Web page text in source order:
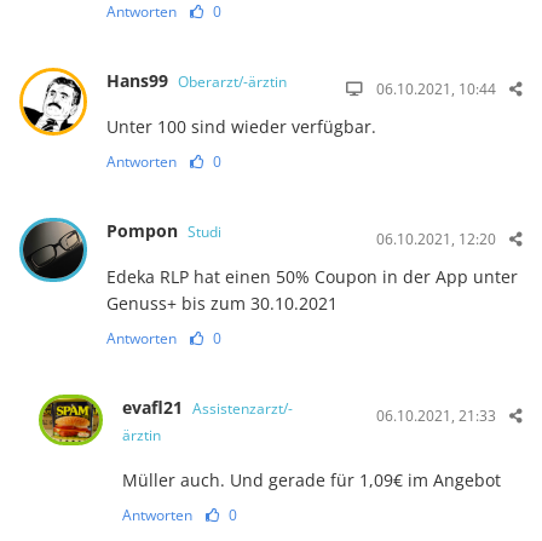
Antworten 0
Hans99 Oberarzt/-ärztin 06.10.2021, 10:44
Unter 100 sind wieder verfügbar.
Antworten 0
Pompon Studi 06.10.2021, 12:20
Edeka RLP hat einen 50% Coupon in der App unter
Genuss+ bis zum 30.10.2021
Antworten 0
evafl21
Assistenzarzt/-
ärztin
06.10.2021, 21:33
Müller auch. Und gerade für 1,09€ im Angebot
Antworten 0